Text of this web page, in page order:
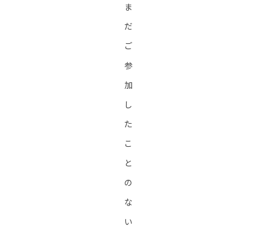
ま
だ
ご
参
加
し
た
こ
と
の
な
い